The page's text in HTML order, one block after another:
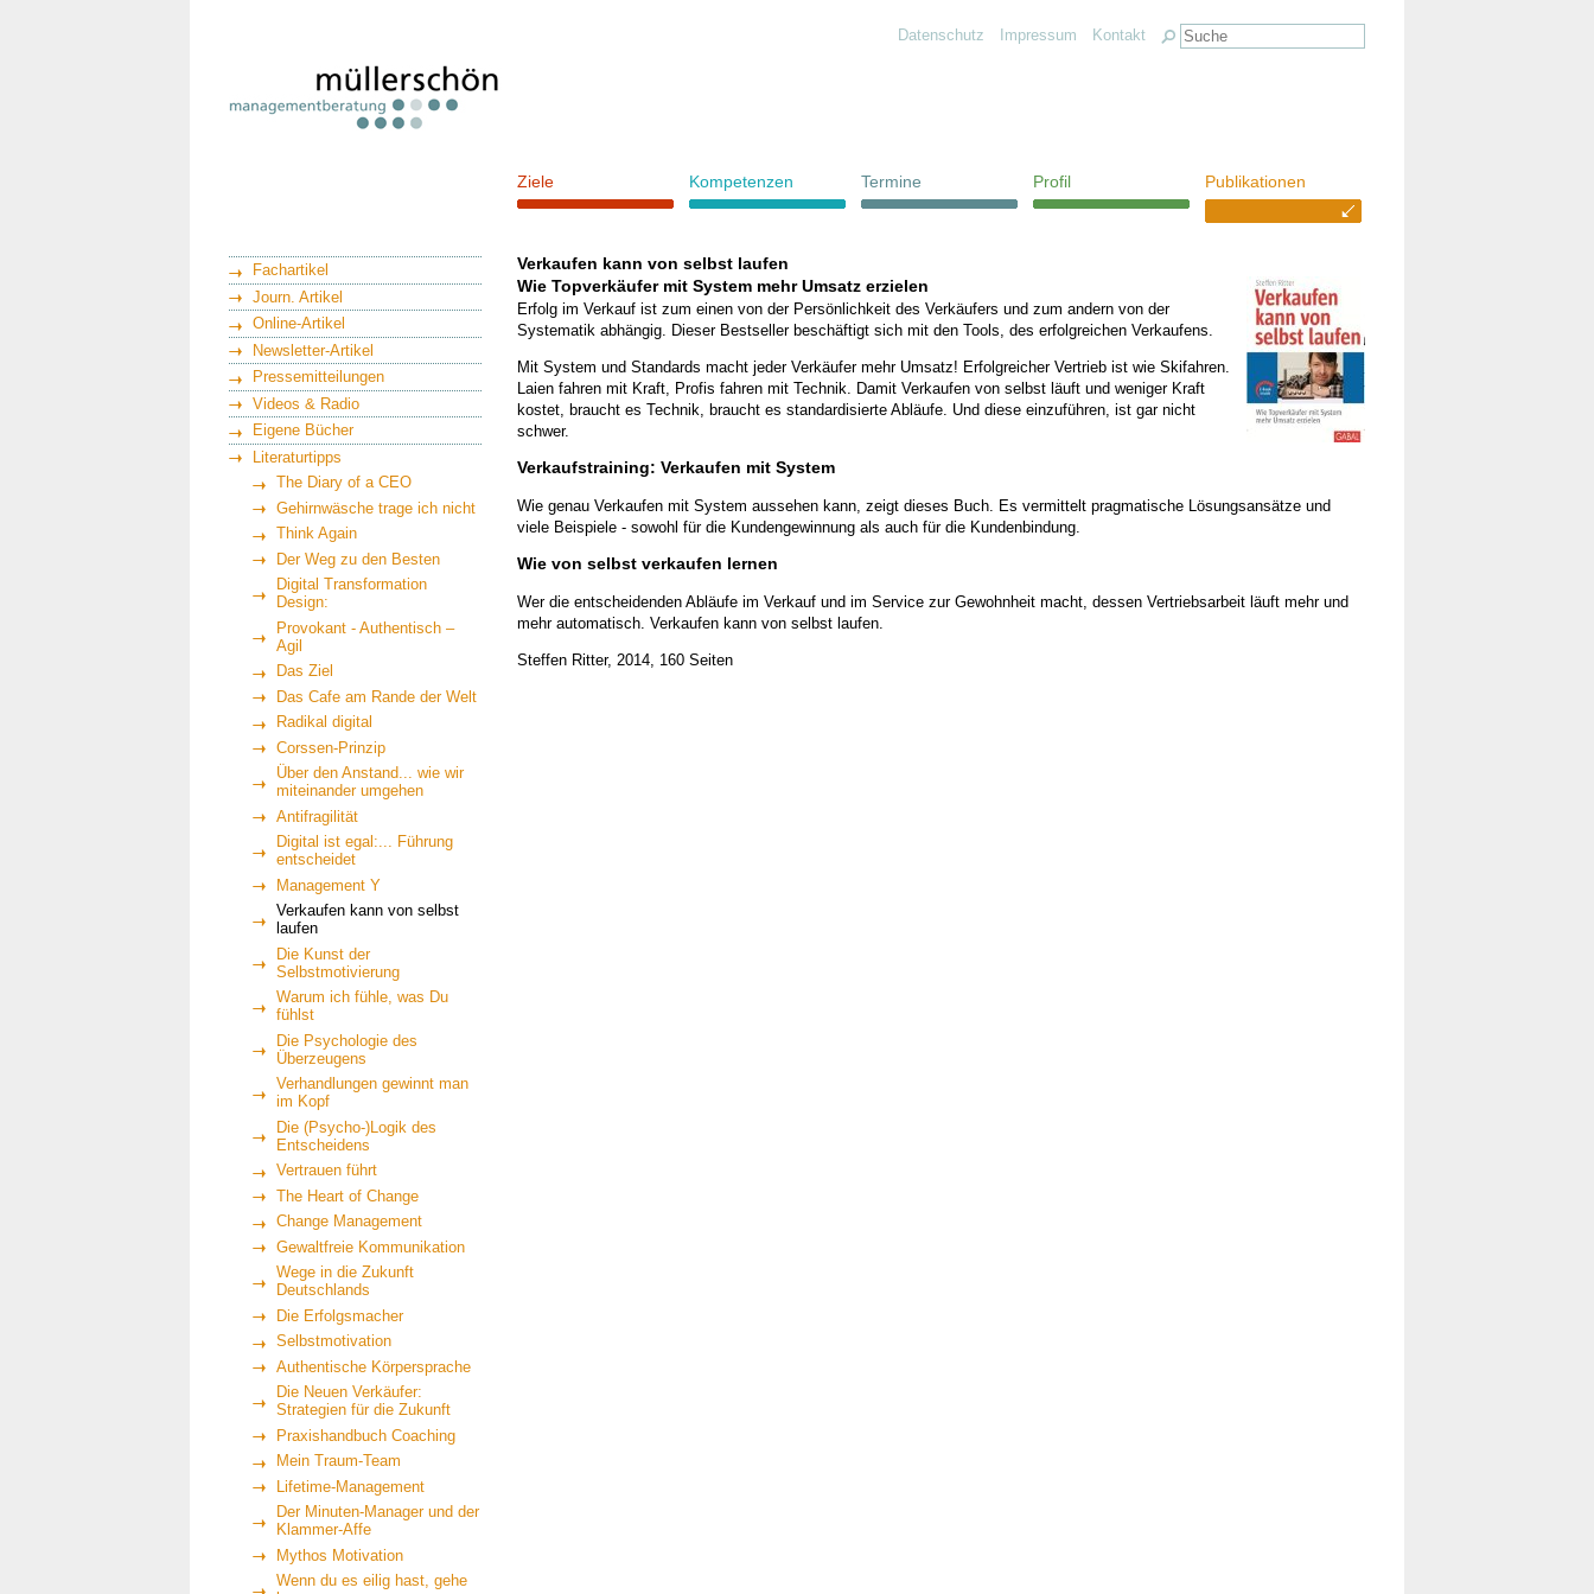
Kontakt
Impressum
Datenschutz
Ziele Kompetenzen Termine Profil Publikationen
Fachartikel
Journ. Artikel
Online-Artikel
Newsletter-Artikel
Pressemitteilungen
Videos & Radio
Eigene Bücher
Literaturtipps
The Diary of a CEO
Gehirnwäsche trage ich nicht
Think Again
Der Weg zu den Besten
Digital Transformation
Design:
Provokant - Authentisch –
Agil
Das Ziel
Das Cafe am Rande der Welt
Radikal digital
Corssen-Prinzip
Über den Anstand... wie wir
miteinander umgehen
Antifragilität
Digital ist egal:... Führung
entscheidet
Management Y
Verkaufen kann von selbst
laufen
Die Kunst der
Selbstmotivierung
Warum ich fühle, was Du
fühlst
Die Psychologie des
Überzeugens
Verhandlungen gewinnt man
im Kopf
Die (Psycho-)Logik des
Entscheidens
Vertrauen führt
The Heart of Change
Change Management
Gewaltfreie Kommunikation
Wege in die Zukunft
Deutschlands
Die Erfolgsmacher
Selbstmotivation
Authentische Körpersprache
Die Neuen Verkäufer:
Strategien für die Zukunft
Praxishandbuch Coaching
Mein Traum-Team
Lifetime-Management
Der Minuten-Manager und der
Klammer-Affe
Mythos Motivation
Wenn du es eilig hast, gehe
Verkaufen kann von selbst laufen
Wie Topverkäufer mit System mehr Umsatz erzielen
Erfolg im Verkauf ist zum einen von der Persönlichkeit des Verkäufers und zum andern von der
Systematik abhängig. Dieser Bestseller beschäftigt sich mit den Tools, des erfolgreichen Verkaufens.
Mit System und Standards macht jeder Verkäufer mehr Umsatz! Erfolgreicher Vertrieb ist wie Skifahren.
Laien fahren mit Kraft, Profis fahren mit Technik. Damit Verkaufen von selbst läuft und weniger Kraft
kostet, braucht es Technik, braucht es standardisierte Abläufe. Und diese einzuführen, ist gar nicht
schwer.
Verkaufstraining: Verkaufen mit System
Wie genau Verkaufen mit System aussehen kann, zeigt dieses Buch. Es vermittelt pragmatische Lösungsansätze und
viele Beispiele - sowohl für die Kundengewinnung als auch für die Kundenbindung.
Wie von selbst verkaufen lernen
Wer die entscheidenden Abläufe im Verkauf und im Service zur Gewohnheit macht, dessen Vertriebsarbeit läuft mehr und
mehr automatisch. Verkaufen kann von selbst laufen.
Steffen Ritter, 2014, 160 Seiten